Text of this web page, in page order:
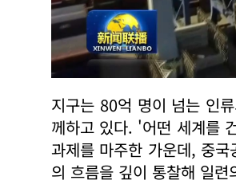
지구는 80억 명이 넘는 인
께하고 있다. '어떤 세계를
과제를 마주한 가운데, 중
의 흐름을 깊이 통찰해 일